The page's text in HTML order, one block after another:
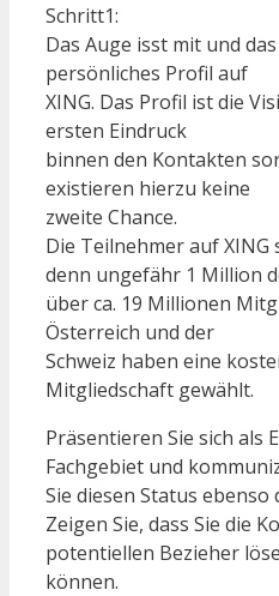
Schritt1:
Das Auge isst mit und
persönliches Profil auf
XING. Das Profil ist die
ersten Eindruck
binnen den Kontakten
existieren hierzu keine
zweite Chance.
Die Teilnehmer auf XING
denn ungefähr 1 Million
über ca. 19 Millionen
Österreich und der
Schweiz haben eine
Mitgliedschaft gewählt.
Präsentieren Sie sich als
Fachgebiet und
Sie diesen Status
Zeigen Sie, dass Sie die
potentiellen Bezieher
können.